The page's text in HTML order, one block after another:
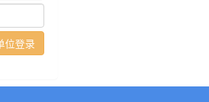
位登录